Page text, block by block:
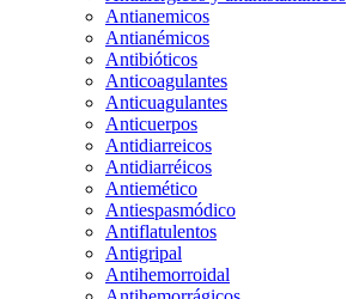
Antianemicos
Antianémicos
Antibióticos
Anticoagulantes
Anticuagulantes
Anticuerpos
Antidiarreicos
Antidiarréicos
Antiemético
Antiespasmódico
Antiflatulentos
Antigripal
Antihemorroidal